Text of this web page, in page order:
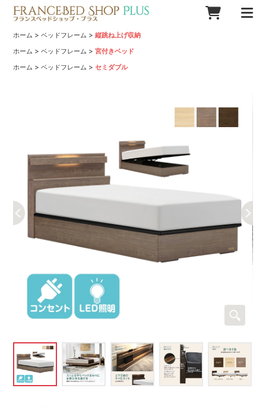
ホーム >ベッドフレーム >縦跳ね上げ収納
ホーム >ベッドフレーム >宮付きベッド
ホーム >ベッドフレーム >セミダブル